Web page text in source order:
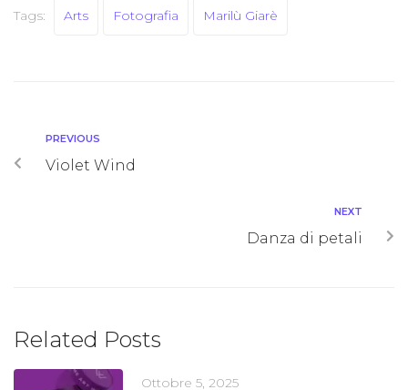
Tags: Arts Fotografia Marilù Giarè
PREVIOUS
Violet Wind
NEXT
Danza di petali
Related Posts
Ottobre 5, 2025